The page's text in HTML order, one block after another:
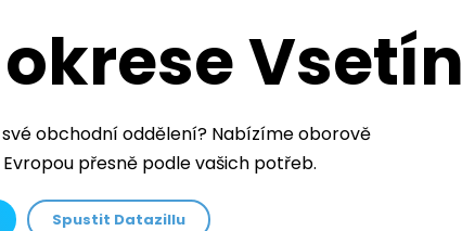
Vsetín
obchodní oddělení? Nabízíme oborově
přesně podle vašich potřeb.
Spustit Datazillu